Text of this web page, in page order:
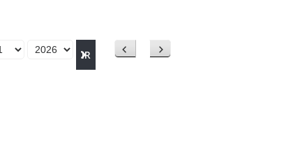
AnteriorSiguiente